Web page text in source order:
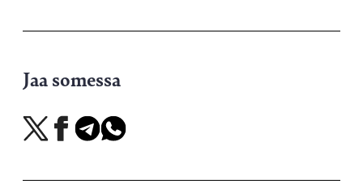
Jaa somessa
Jaa
X-
Jaa
Facebookissa
Jaa
Telegramissa
Jaa
WhatsAppissa